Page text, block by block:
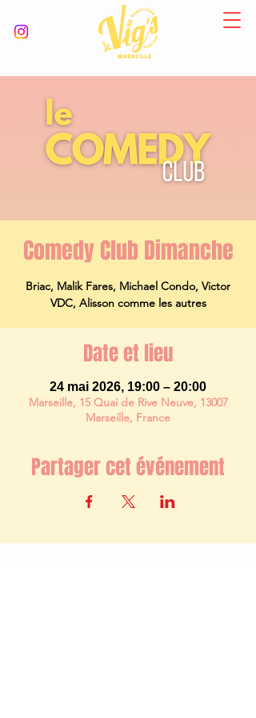
Comedy Club Dimanche
Briac, Malik Fares, Michael Condo, Victor
VDC, Alisson comme les autres
Date et lieu
24 mai 2026, 19:00 – 20:00
Marseille, 15 Quai de Rive Neuve, 13007
Marseille, France
Partager cet événement